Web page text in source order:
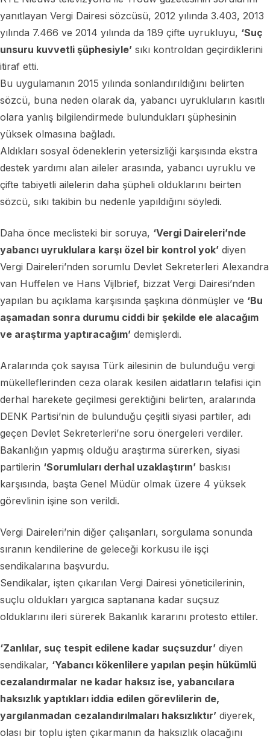
yanıtlayan Vergi Dairesi sözcüsü, 2012 yılında 3.403, 2013
yılında 7.466 ve 2014 yılında da 189 çifte uyrukluyu, ‘Suç
unsuru kuvvetli şüphesiyle’ sıkı kontroldan geçirdiklerini
itiraf etti.
Bu uygulamanın 2015 yılında sonlandırıldığını belirten
sözcü, buna neden olarak da, yabancı uyrukluların kasıtlı
olara yanlış bilgilendirmede bulundukları şüphesinin
yüksek olmasına bağladı.
Aldıkları sosyal ödeneklerin yetersizliği karşısında ekstra
destek yardımı alan aileler arasında, yabancı uyruklu ve
çifte tabiyetli ailelerin daha şüpheli olduklarını beirten
sözcü, sıkı takibin bu nedenle yapıldığını söyledi.
Daha önce meclisteki bir soruya, ‘Vergi Daireleri’nde
yabancı uyruklulara karşı özel bir kontrol yok’ diyen
Vergi Daireleri’nden sorumlu Devlet Sekreterleri Alexandra
van Huffelen ve Hans Vijlbrief, bizzat Vergi Dairesi’nden
yapılan bu açıklama karşısında şaşkına dönmüşler ve ‘Bu
aşamadan sonra durumu ciddi bir şekilde ele alacağım
ve araştırma yaptıracağım’ demişlerdi.
Aralarında çok sayısa Türk ailesinin de bulunduğu vergi
mükelleflerinden ceza olarak kesilen aidatların telafisi için
derhal harekete geçilmesi gerektiğini belirten, aralarında
DENK Partisi’nin de bulunduğu çeşitli siyasi partiler, adı
geçen Devlet Sekreterleri’ne soru önergeleri verdiler.
Bakanlığın yapmış olduğu araştırma sürerken, siyasi
partilerin ‘Sorumluları derhal uzaklaştırın’ baskısı
karşısında, başta Genel Müdür olmak üzere 4 yüksek
görevlinin işine son verildi.
Vergi Daireleri’nin diğer çalışanları, sorgulama sonunda
sıranın kendilerine de geleceği korkusu ile işçi
sendikalarına başvurdu.
Sendikalar, işten çıkarılan Vergi Dairesi yöneticilerinin,
suçlu oldukları yargıca saptanana kadar suçsuz
olduklarını ileri sürerek Bakanlık kararını protesto ettiler.
‘Zanlılar, suç tespit edilene kadar suçsuzdur’ diyen
sendikalar, ‘Yabancı kökenlilere yapılan peşin hükümlü
cezalandırmalar ne kadar haksız ise, yabancılara
haksızlık yaptıkları iddia edilen görevlilerin de,
yargılanmadan cezalandırılmaları haksızlıktır’ diyerek,
olası bir toplu işten çıkarmanın da haksızlık olacağını